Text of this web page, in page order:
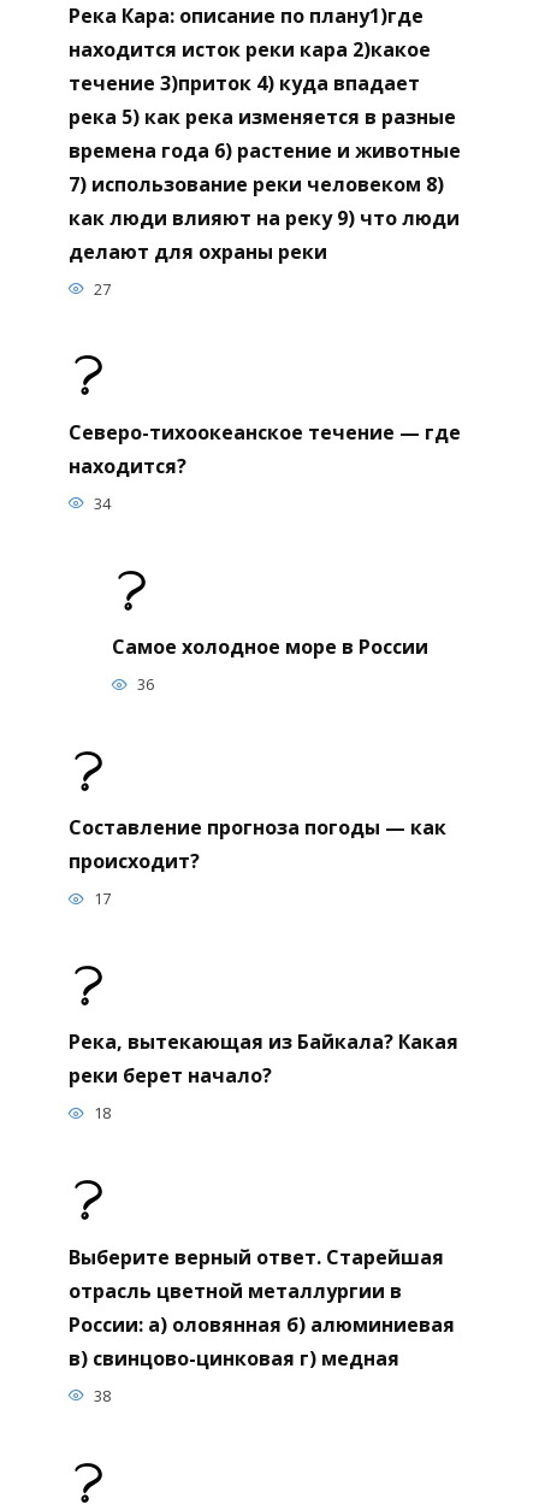
Река Кара: описание по плану1)где
находится исток реки кара 2)какое
течение 3)приток 4) куда впадает
река 5) как река изменяется в разные
времена года 6) растение и животные
7) использование реки человеком 8)
как люди влияют на реку 9) что люди
делают для охраны реки
27
Северо-тихоокеанское течение — где
находится?
34
Самое холодное море в России
36
Составление прогноза погоды — как
происходит?
17
Река, вытекающая из Байкала? Какая
реки берет начало?
18
Выберите верный ответ. Старейшая
отрасль цветной металлургии в
России: а) оловянная б) алюминиевая
в) свинцово-цинковая г) медная
38